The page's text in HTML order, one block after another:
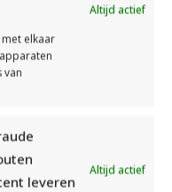
Altijd actief
elkaar
van
leveren
Altijd actief